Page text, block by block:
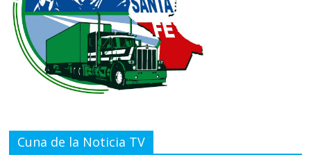
Cuna de la Noticia TV